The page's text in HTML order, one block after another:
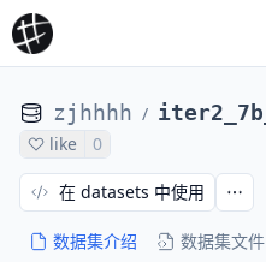
zjhhhh /
like 0
数据集介绍 数据集文件
在 datasets 中使用